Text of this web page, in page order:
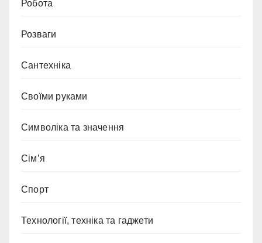
Робота
Розваги
Сантехніка
Своїми руками
Символіка та значення
Сім’я
Спорт
Технології, техніка та гаджети